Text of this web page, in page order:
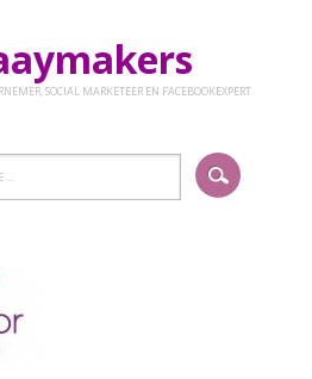
SOCIAL MARKETEER EN FACEBOOKEXPERT